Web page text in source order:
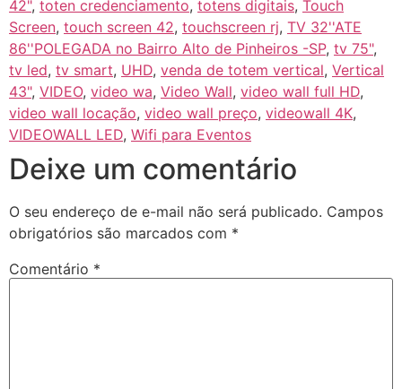
42", toten credenciamento, totens digitais, Touch
Screen, touch screen 42, touchscreen rj, TV 32''ATE
86''POLEGADA no Bairro‎ Alto de Pinheiros‎ -SP, tv 75",
tv led, tv smart, UHD, venda de totem vertical, Vertical
43", VIDEO, video wa, Video Wall, video wall full HD,
video wall locação, video wall preço, videowall 4K,
VIDEOWALL LED, Wifi para Eventos
Deixe um comentário
O seu endereço de e-mail não será publicado. Campos
obrigatórios são marcados com *
Comentário *